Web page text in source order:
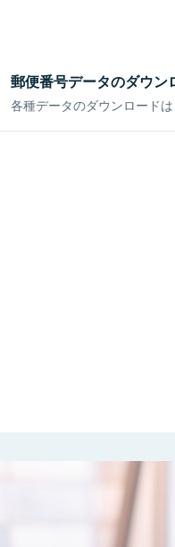
郵便番号データのダウン
各種データのダウンロード